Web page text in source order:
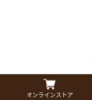
オンラインストア